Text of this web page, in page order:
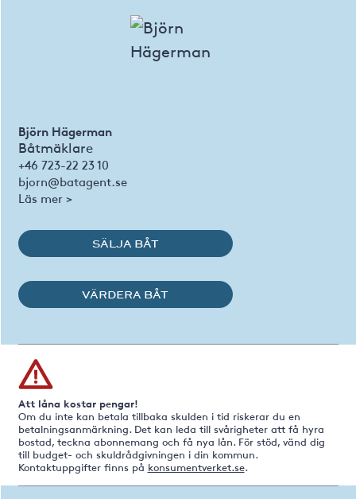
Björn Hägerman
Båtmäklare
+46 723-22 23 10
bjorn@batagent.se
Läs mer >
SÄLJA BÅT
VÄRDERA BÅT
Att låna kostar pengar!
Om du inte kan betala tillbaka skulden i tid riskerar du en
betalningsanmärkning. Det kan leda till svårigheter att få hyra
bostad, teckna abonnemang och få nya lån. För stöd, vänd dig
till budget- och skuldrådgivningen i din kommun.
Kontaktuppgifter finns på konsumentverket.se.